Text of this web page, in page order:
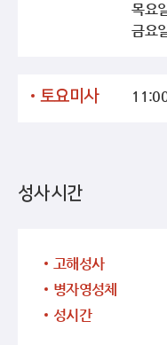
목요
금요
토요미사
성사시간
고해성사
병자영성체
성시간